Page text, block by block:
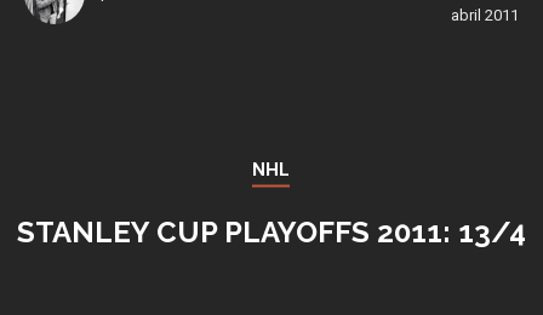
abril 2011
NHL
STANLEY CUP PLAYOFFS 2011: 13/4